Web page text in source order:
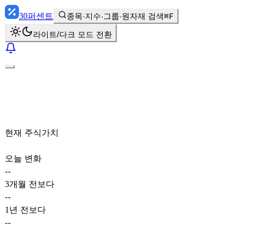
30퍼센트 종목·지수·그룹·원자재 검색⌘F
라이트/다크 모드 전환
현재 주식가치
오늘 변화
--
3개월 전보다
--
1년 전보다
--